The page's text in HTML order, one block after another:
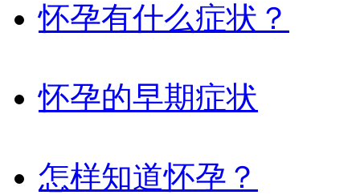
怀孕有什么症状？
怀孕的早期症状
怎样知道怀孕？